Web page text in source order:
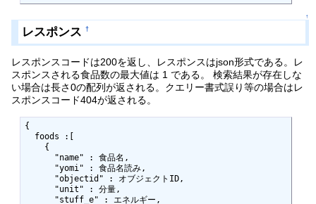
↑
レスポンス †
レスポンスコードは200を返し、レスポンスはjson形式である。レ
スポンスされる食品数の最大値は 1 である。 検索結果が存在しな
い場合は長さ0の配列が返される。クエリー書式誤り等の場合はレ
スポンスコード404が返される。
{